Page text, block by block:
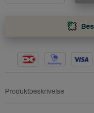
Produktbeskrivelse